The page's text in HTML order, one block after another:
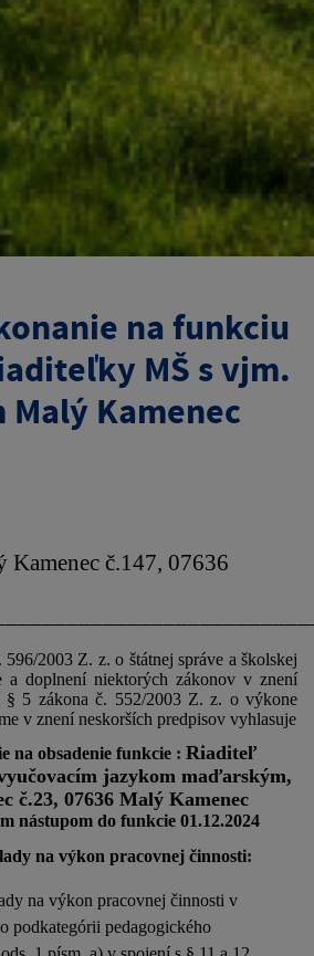
na funkciu
MŠ s vjm.
Kamenec
Kamenec č.147, 07636
2003 Z. z. o štátnej správe a školskej
a doplnení niektorých zákonov v znení
§ 5 zákona č. 552/2003 Z. z. o výkone
v znení neskorších predpisov vyhlasuje
na obsadenie funkcie : Riaditeľ
jazykom maďarským,
č.23, 07636 Malý Kamenec
nástupom do funkcie 01.12.2024
na výkon pracovnej činnosti:
na výkon pracovnej činnosti v
podkategórii pedagogického